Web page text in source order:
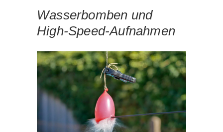
Wasserbomben und
High-Speed-Aufnahmen